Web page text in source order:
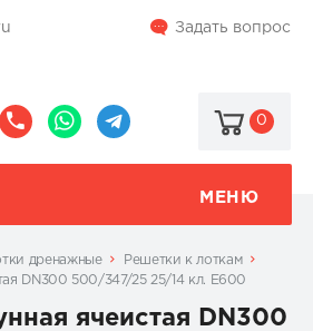
Задать вопрос
0
МЕНЮ
дренажные
Решетки к лоткам
DN300 500/347/25 25/14 кл. Е600
ячеистая DN300